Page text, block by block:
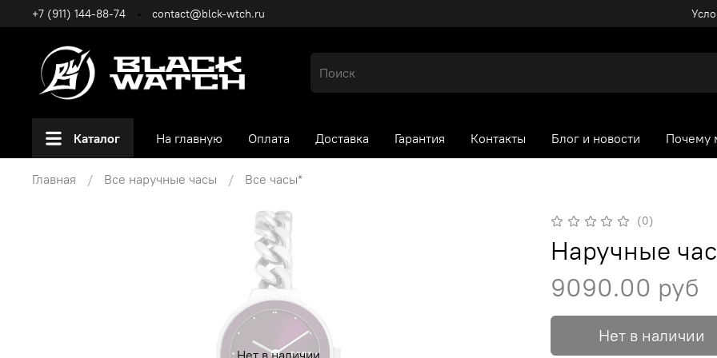
+7 (911) 144-88-74 contact@blck-wtch.ru
Каталог На главную Оплата Доставка Гарантия Контакты Блог и новости Почему
Главная Все наручные часы Все часы*
Нет в наличии
(0)
Наручные
9090.00 руб
Нет в наличии